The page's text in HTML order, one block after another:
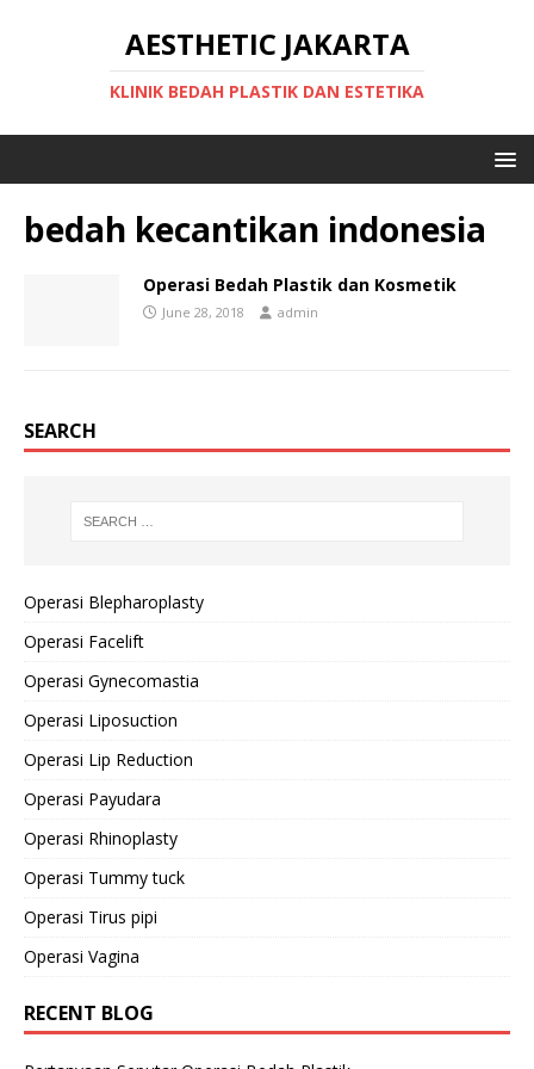
AESTHETIC JAKARTA
KLINIK BEDAH PLASTIK DAN ESTETIKA
bedah kecantikan indonesia
Operasi Bedah Plastik dan Kosmetik
June 28, 2018 admin
SEARCH
Operasi Blepharoplasty
Operasi Facelift
Operasi Gynecomastia
Operasi Liposuction
Operasi Lip Reduction
Operasi Payudara
Operasi Rhinoplasty
Operasi Tummy tuck
Operasi Tirus pipi
Operasi Vagina
RECENT BLOG